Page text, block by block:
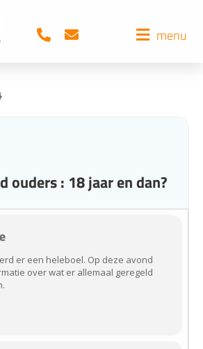
menu
ouders : 18 jaar en dan?
er een heleboel. Op deze avond
over wat er allemaal geregeld